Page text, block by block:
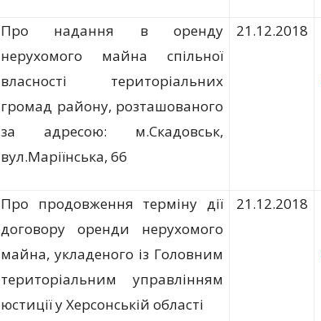
Про надання в оренду
нерухомого майна спільної
власності територіальних
громад району, розташованого
за адресою: м.Скадовськ,
вул.Маріїнська, 66
21.12.2018
Про продовження терміну дії
договору оренди нерухомого
майна, укладеного із Головним
територіальним управлінням
юстиції у Херсонській області
21.12.2018